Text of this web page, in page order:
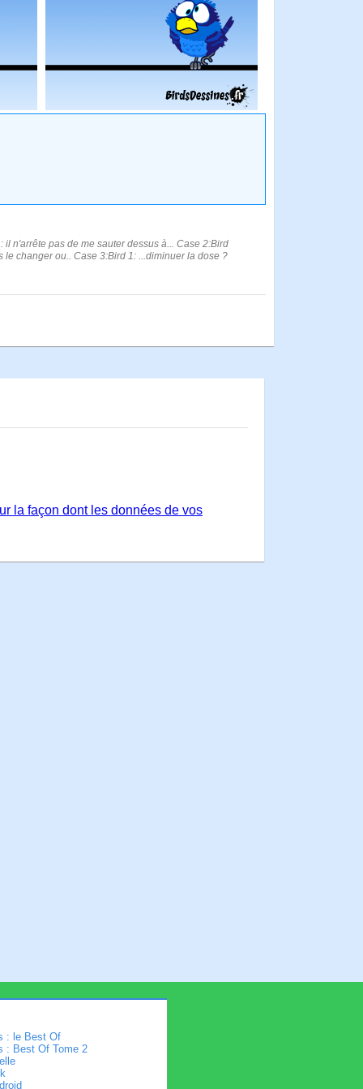
n'arrête pas de me sauter dessus à... Case 2:Bird
le changer ou.. Case 3:Bird 1: ...diminuer la dose ?
la façon dont les données de vos
: le Best Of
: Best Of Tome 2